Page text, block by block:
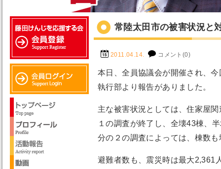
常陸太田市の被害状況と
2011.04.14. コメント(0)
本日、全員協議会が開催され、
執行部より報告がありました。
主な被害状況としては、住家屋
１の調査が終了し、全壊43棟、
分の２の調査によっては、棟数
避難者数も、震災時は最大2,361